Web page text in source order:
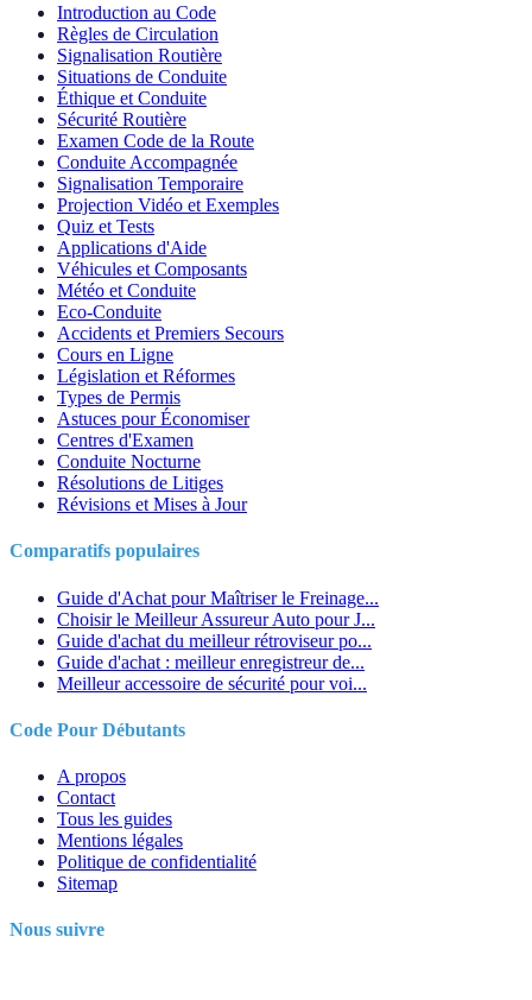
Introduction au Code
Règles de Circulation
Signalisation Routière
Situations de Conduite
Éthique et Conduite
Sécurité Routière
Examen Code de la Route
Conduite Accompagnée
Signalisation Temporaire
Projection Vidéo et Exemples
Quiz et Tests
Applications d'Aide
Véhicules et Composants
Météo et Conduite
Eco-Conduite
Accidents et Premiers Secours
Cours en Ligne
Législation et Réformes
Types de Permis
Astuces pour Économiser
Centres d'Examen
Conduite Nocturne
Résolutions de Litiges
Révisions et Mises à Jour
Comparatifs populaires
Guide d'Achat pour Maîtriser le Freinage...
Choisir le Meilleur Assureur Auto pour J...
Guide d'achat du meilleur rétroviseur po...
Guide d'achat : meilleur enregistreur de...
Meilleur accessoire de sécurité pour voi...
Code Pour Débutants
A propos
Contact
Tous les guides
Mentions légales
Politique de confidentialité
Sitemap
Nous suivre